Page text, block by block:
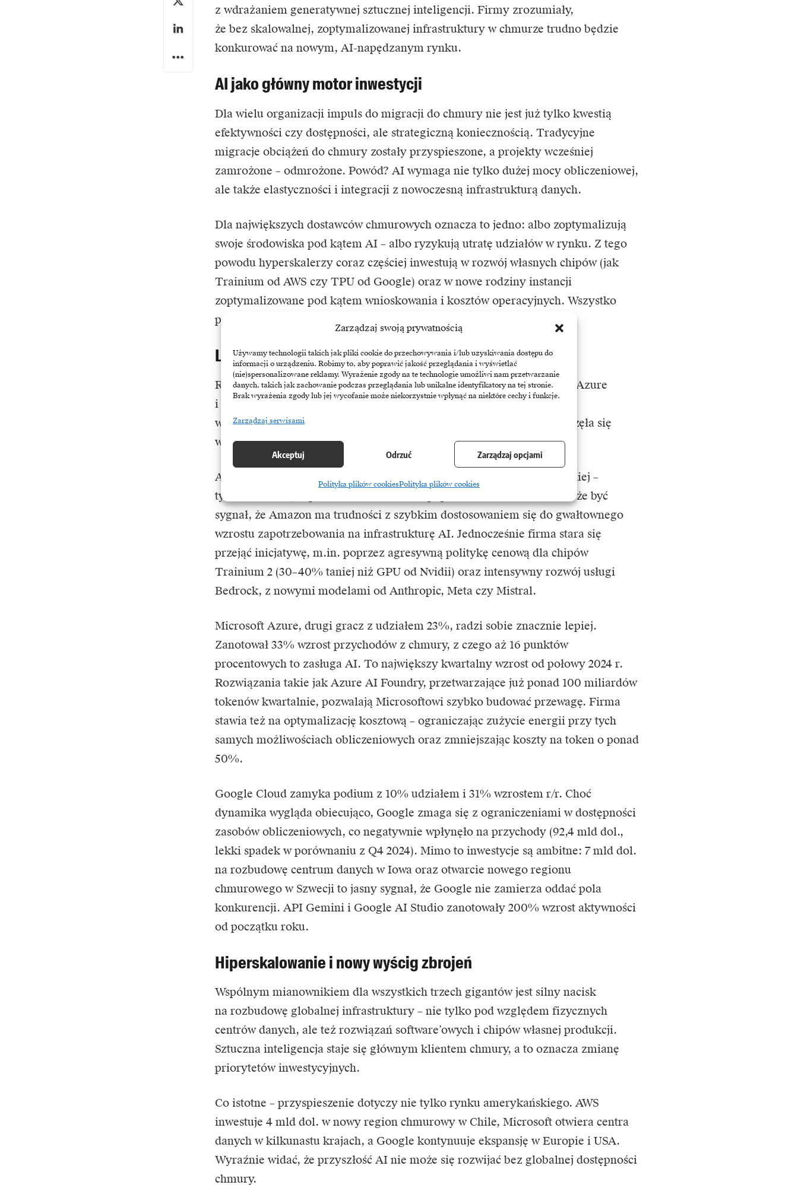
Zarządzaj swoją prywatnością
Używamy technologii takich jak pliki cookie do przechowywania i/lub uzyskiwania dostępu do
informacji o urządzeniu. Robimy to, aby poprawić jakość przeglądania i wyświetlać
(nie)spersonalizowane reklamy. Wyrażenie zgody na te technologie umożliwi nam przetwarzanie
danych, takich jak zachowanie podczas przeglądania lub unikalne identyfikatory na tej stronie.
Brak wyrażenia zgody lub jej wycofanie może niekorzystnie wpłynąć na niektóre cechy i funkcje.
Zarządzaj serwisami
Akceptuj Odrzuć Zarządzaj opcjami
Polityka plików cookiesPolityka plików cookies
z wdrażaniem generatywnej sztucznej inteligencji. Firmy zrozumiały,
że bez skalowalnej, zoptymalizowanej infrastruktury w chmurze trudno będzie
konkurować na nowym, AI-napędzanym rynku.
AI jako główny motor inwestycji
Dla wielu organizacji impuls do migracji do chmury nie jest już tylko kwestią
efektywności czy dostępności, ale strategiczną koniecznością. Tradycyjne
migracje obciążeń do chmury zostały przyspieszone, a projekty wcześniej
zamrożone – odmrożone. Powód? AI wymaga nie tylko dużej mocy obliczeniowej,
ale także elastyczności i integracji z nowoczesną infrastrukturą danych.
Dla największych dostawców chmurowych oznacza to jedno: albo zoptymalizują
swoje środowiska pod kątem AI – albo ryzykują utratę udziałów w rynku. Z tego
powodu hyperskalerzy coraz częściej inwestują w rozwój własnych chipów (jak
Trainium od AWS czy TPU od Google) oraz w nowe rodziny instancji
zoptymalizowane pod kątem wnioskowania i kosztów operacyjnych. Wszystko
po to, by obniżyć koszty AI dla klientów i przyspieszyć adopcję.
Liderzy chmury: różne tempo wzrostu
Rynek globalny nadal zdominowany jest przez trójkę: AWS, Microsoft Azure
i Google Cloud. Wspólnie odpowiadają za 65% wszystkich inwestycji
w infrastrukturę chmurową. Jednak dynamika wzrostu wśród nich zaczęła się
wyraźnie różnicować.
AWS
, choć wciąż największy (32% globalnego udziału), rośnie najwolniej –
tylko o 17% r/r, w porównaniu do 36% w poprzednim kwartale. To może być
sygnał, że Amazon ma trudności z szybkim dostosowaniem się do gwałtownego
wzrostu zapotrzebowania na infrastrukturę AI. Jednocześnie firma stara się
przejąć inicjatywę, m.in. poprzez agresywną politykę cenową dla chipów
Trainium 2 (30–40% taniej niż GPU od Nvidii) oraz intensywny rozwój usługi
Bedrock, z nowymi modelami od Anthropic, Meta czy Mistral.
Microsoft Azure, drugi gracz z udziałem 23%, radzi sobie znacznie lepiej.
Zanotował 33% wzrost przychodów z chmury, z czego aż 16 punktów
procentowych to zasługa AI. To największy kwartalny wzrost od połowy 2024 r.
Rozwiązania takie jak Azure AI Foundry, przetwarzające już ponad 100 miliardów
tokenów kwartalnie, pozwalają Microsoftowi szybko budować przewagę. Firma
stawia też na optymalizację kosztową – ograniczając zużycie energii przy tych
samych możliwościach obliczeniowych oraz zmniejszając koszty na token o ponad
50%.
Google Cloud zamyka podium z 10% udziałem i 31% wzrostem r/r. Choć
dynamika wygląda obiecująco, Google zmaga się z ograniczeniami w dostępności
zasobów obliczeniowych, co negatywnie wpłynęło na przychody (92,4 mld dol.,
lekki spadek w porównaniu z Q4 2024). Mimo to inwestycje są ambitne: 7 mld dol.
na rozbudowę centrum danych w Iowa oraz otwarcie nowego regionu
chmurowego w Szwecji to jasny sygnał, że Google nie zamierza oddać pola
konkurencji. API Gemini i Google AI Studio zanotowały 200% wzrost aktywności
od początku roku.
Hiperskalowanie i nowy wyścig zbrojeń
Wspólnym mianownikiem dla wszystkich trzech gigantów jest silny nacisk
na rozbudowę globalnej infrastruktury – nie tylko pod względem fizycznych
centrów danych, ale też rozwiązań software’owych i chipów własnej produkcji.
Sztuczna inteligencja staje się głównym klientem chmury, a to oznacza zmianę
priorytetów inwestycyjnych.
Co istotne – przyspieszenie dotyczy nie tylko rynku amerykańskiego. AWS
inwestuje 4 mld dol. w nowy region chmurowy w Chile, Microsoft otwiera centra
danych w kilkunastu krajach, a Google kontynuuje ekspansję w Europie i USA.
Wyraźnie widać, że przyszłość AI nie może się rozwijać bez globalnej dostępności
chmury.